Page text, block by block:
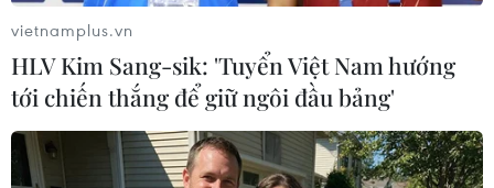
TIN LIÊN QUAN
vietnamplus.vn
HLV Kim Sang-sik: 'Tuyển Việt Nam hướng
tới chiến thắng để giữ ngôi đầu bảng'